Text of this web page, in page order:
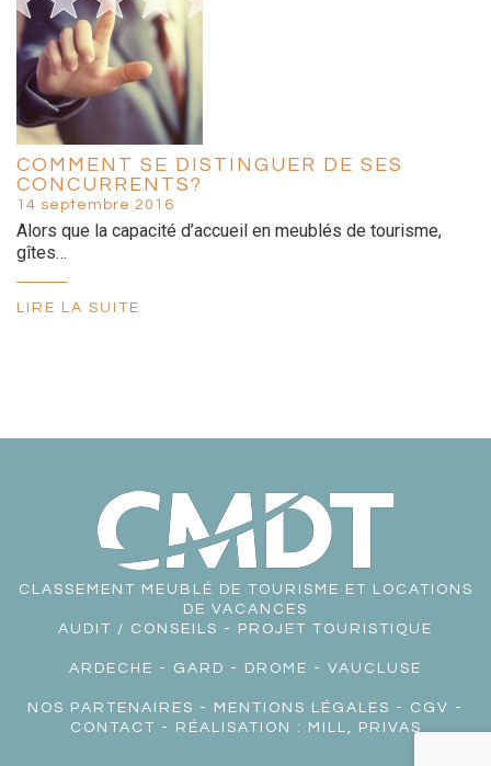
COMMENT SE DISTINGUER DE SES
CONCURRENTS?
14 septembre 2016
Alors que la capacité d’accueil en meublés de tourisme,
gîtes…
LIRE LA SUITE
CLASSEMENT MEUBLÉ DE TOURISME ET LOCATIONS
DE VACANCES
AUDIT / CONSEILS - PROJET TOURISTIQUE
ARDECHE - GARD - DROME - VAUCLUSE
NOS PARTENAIRES - MENTIONS LÉGALES - CGV -
CONTACT - RÉALISATION : MILL, PRIVAS